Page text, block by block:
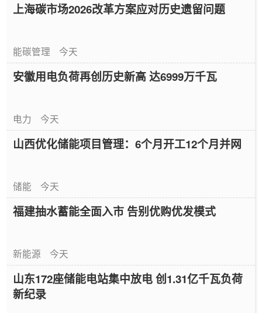
上海碳市场2026改革方案应对历史遗留问题
能碳管理 今天
安徽用电负荷再创历史新高 达6999万千瓦
电力 今天
山西优化储能项目管理：6个月开工12个月并网
储能 今天
福建抽水蓄能全面入市 告别优购优发模式
新能源 今天
山东172座储能电站集中放电 创1.31亿千瓦负荷
新纪录